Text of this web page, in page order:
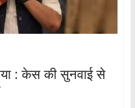
: केस की सुनवाई से